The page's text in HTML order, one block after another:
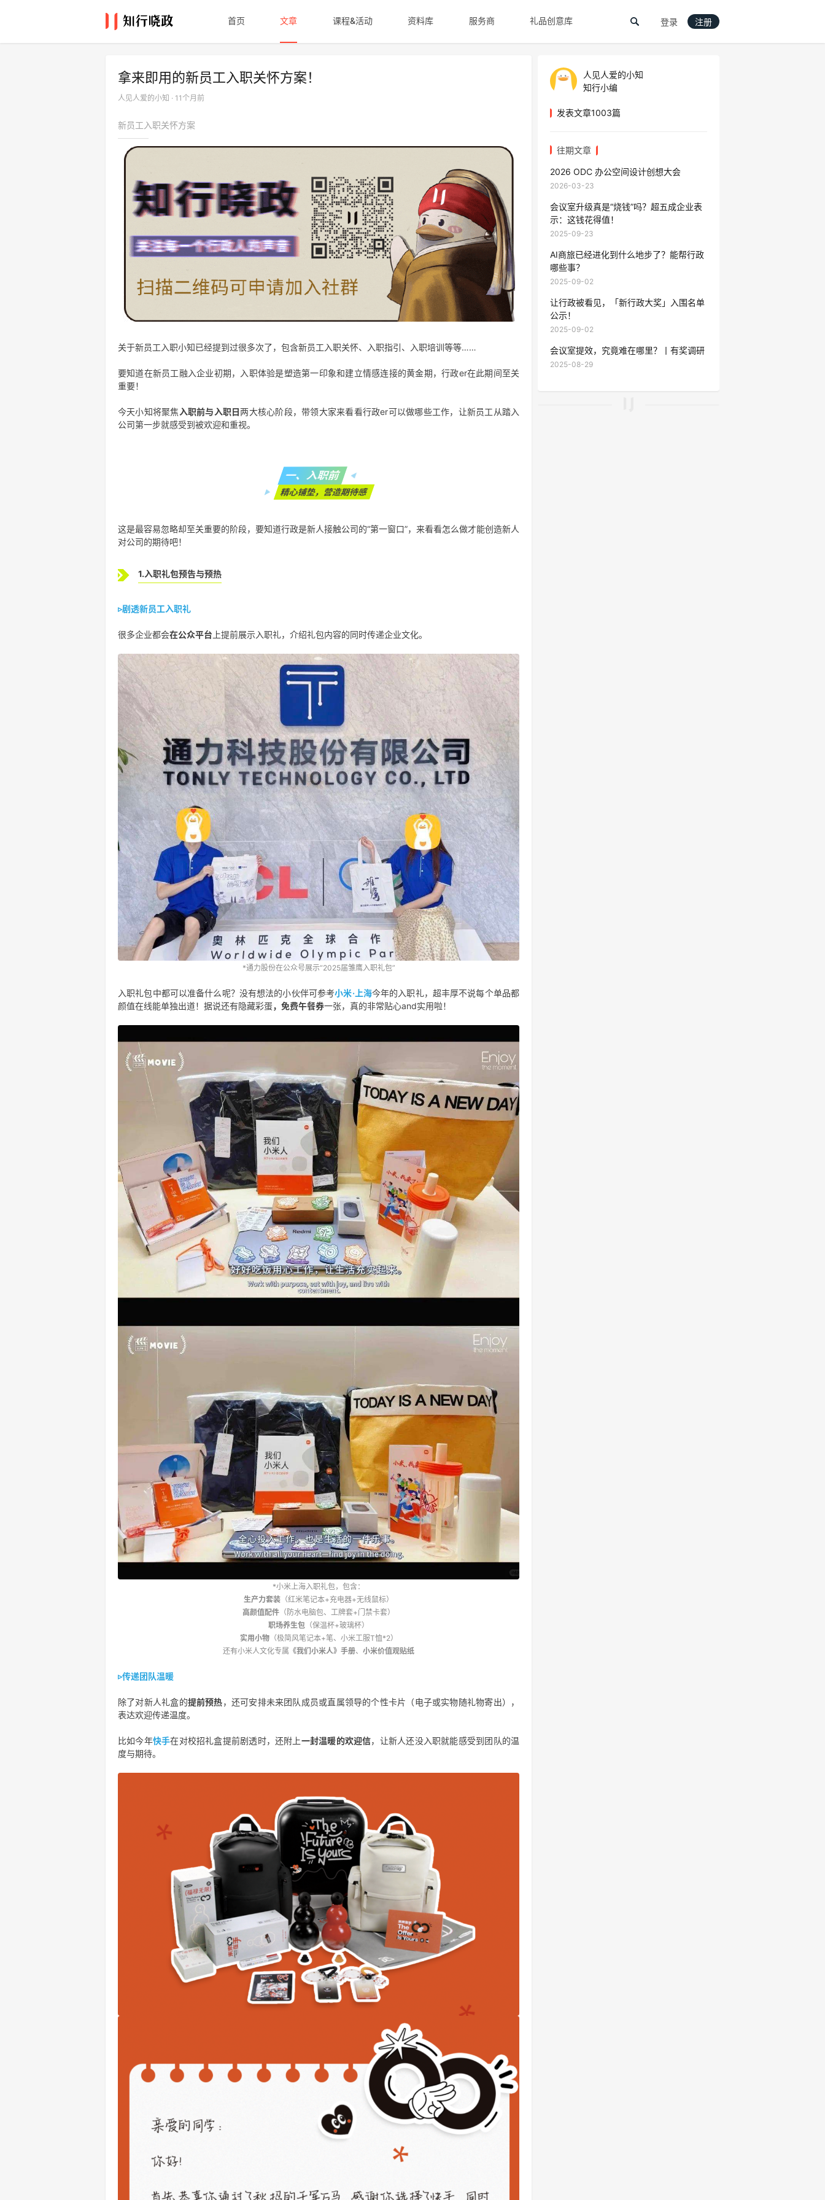
首页 文章 课程&活动 资料库 服务商 礼品创意库 登录 注册
拿来即用的新员工入职关怀方案！
人见人爱的小知 · 11个月前
新员工入职关怀方案
关于新员工入职小知已经提到过很多次了，包含新员工 入职关怀、 入职指引、 入职培训等等……
要知道在新员工融入企业初期，入职体验是塑造第一印象和建立情感连接的黄金期，行政er在此期间至关
重要！
今天小知将聚焦入职前与入职日两大核心阶段，带领大家来看看行政er可以做哪些工作，让新员工从踏入
公司第一步就感受到被欢迎和重视。
一、入职前
精心铺垫，营造期待感
这是最容易忽略却至关重要的阶段，要知道行政是新人接触公司的“第一窗口”，来看看怎么做才能创造新人
对公司的期待吧！
1.入职礼包预告与预热
▹剧透新员工入职礼
很多企业都会在公众平台 上提前展示入职礼，介绍礼包内容的同时传递企业文化。
*通力股份在公众号展示“2025届雏鹰入职礼包”
入职礼包中都可以准备什么呢？没有想法的小伙伴可参考小米·上海今年的入职礼，超丰厚不说每个单品都
颜值在线能单独出道！据说还有隐藏彩蛋，免费午餐券一张，真的非常贴心and实用啦！
*小米上海入职礼包， 包含：
生产力套装 （红米笔记本+充电器+无线鼠标）
高颜值配件 （防水电脑包、工牌套+门禁卡套）
职场养生包 （保温杯+玻璃杯）
实用小物（极简风笔记本+笔、小米工服T恤*2）
还有小米人文化专属 《我们小米人》手册、 小米价值观贴纸
▹传递团队温暖
除了对新人礼盒的提前预热，还可安排未来团队成员或直属领导的个性卡片（电子或实物随礼物寄出），
表达欢迎传递温度。
比如今年快手在对校招礼盒提前剧透时，还附上一封温暖的欢迎信，让新人还没入职就能感受到团队的温
度与期待。
人见人爱的小知
知行小编
发表文章1003篇
往期文章
2026 ODC 办公空间设计创想大会
2026-03-23
会议室升级真是“烧钱”吗？超五成企业表
示：这钱花得值！​​
2025-09-23
AI商旅已经进化到什么地步了？能帮行政
哪些事？
2025-09-02
让行政被看见，「新行政大奖」入围名单
公示！
2025-09-02
会议室提效，究竟难在哪里？丨有奖调研
2025-08-29